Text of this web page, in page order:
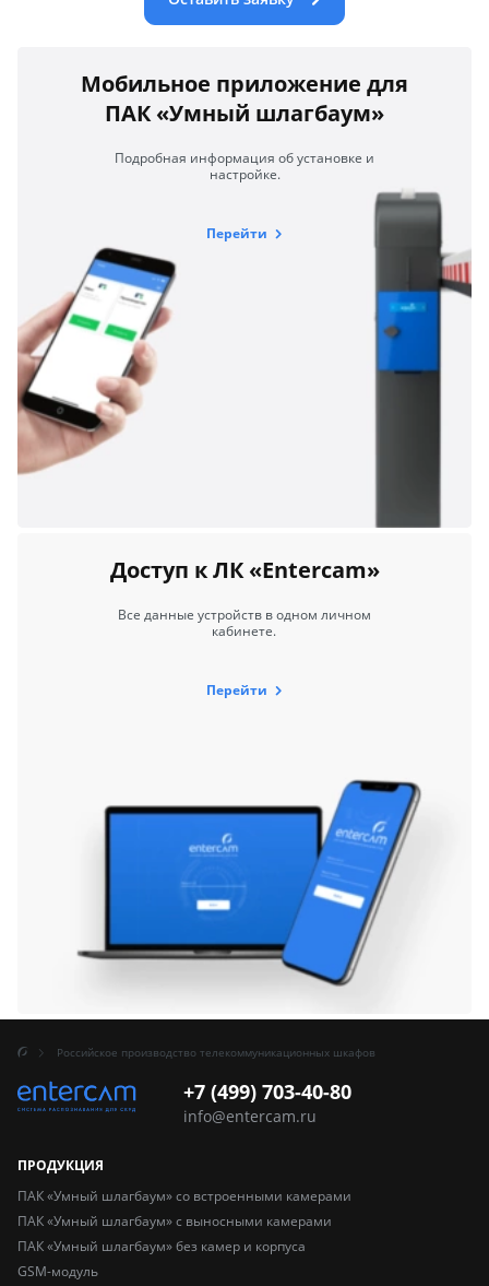
Мобильное приложение для
ПАК «Умный шлагбаум»
Подробная информация об установке и
настройке.
Перейти
Доступ к ЛК «Entercam»
Все данные устройств в одном личном
кабинете.
Перейти
Российское производство телекоммуникационных шкафов
+7 (499) 703-40-80
info@entercam.ru
ПРОДУКЦИЯ
ПАК «Умный шлагбаум» со встроенными камерами
ПАК «Умный шлагбаум» с выносными камерами
ПАК «Умный шлагбаум» без камер и корпуса
GSM-модуль